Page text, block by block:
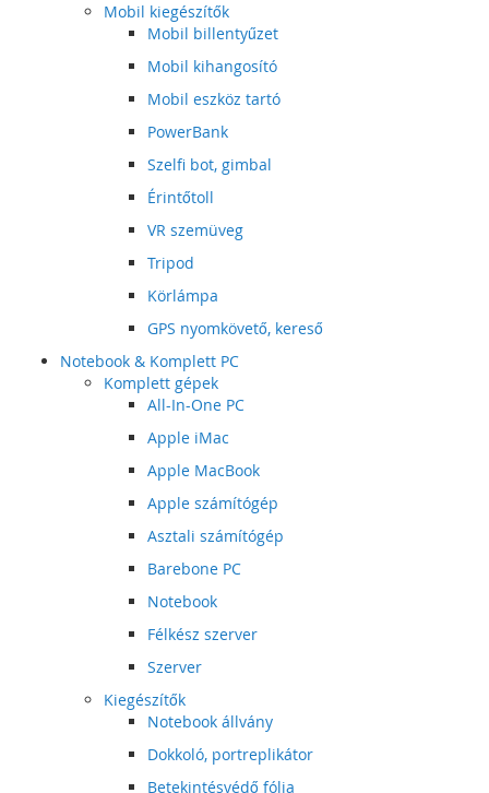
Mobil kiegészítők
Mobil billentyűzet
Mobil kihangosító
Mobil eszköz tartó
PowerBank
Szelfi bot, gimbal
Érintőtoll
VR szemüveg
Tripod
Körlámpa
GPS nyomkövető, kereső
Notebook & Komplett PC
Komplett gépek
All-In-One PC
Apple iMac
Apple MacBook
Apple számítógép
Asztali számítógép
Barebone PC
Notebook
Félkész szerver
Szerver
Kiegészítők
Notebook állvány
Dokkoló, portreplikátor
Betekintésvédő fólia